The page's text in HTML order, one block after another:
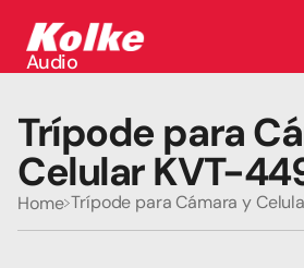
Audio
Auriculares
Conectividad
Gaming
Seguridad
Trípode para
Celular KVT-
Home Trípode para Cámara y